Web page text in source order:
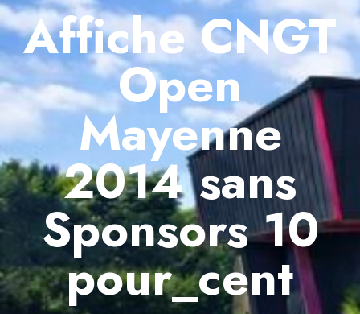
Affiche CNGT
Open
Mayenne
2014 sans
Sponsors 10
pour_cent